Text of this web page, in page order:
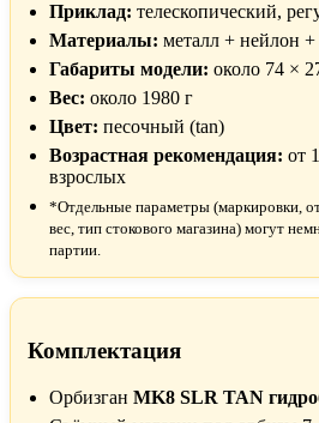
Приклад: телескопический,
Материалы: металл + нейлон +
Габариты модели: около 74 ×
Вес: около 1980 г
Цвет: песочный (tan)
Возрастная рекомендация: от
взрослых
*Отдельные параметры (маркировки,
вес, тип стокового магазина) могут
партии.
Комплектация
Орбизган MK8 SLR TAN